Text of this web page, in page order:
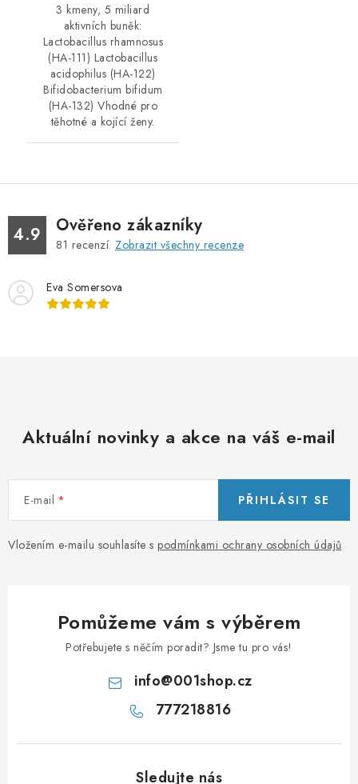
3 kmeny, 5 miliard
aktivních buněk:
Lactobacillus rhamnosus
(HA-111) Lactobacillus
acidophilus (HA-122)
Bifidobacterium bifidum
(HA-132) Vhodné pro
těhotné a kojící ženy.
4.9 Ověřeno zákazníky
81 recenzí. Zobrazit všechny recenze
Eva Somersova
Aktuální novinky a akce na váš e-mail
E-mail
Vložením e-mailu souhlasíte s podmínkami ochrany osobních údajů
PŘIHLÁSIT SE
Pomůžeme vám s výběrem
Potřebujete s něčím poradit? Jsme tu pro vás!
info@001shop.cz
777218816